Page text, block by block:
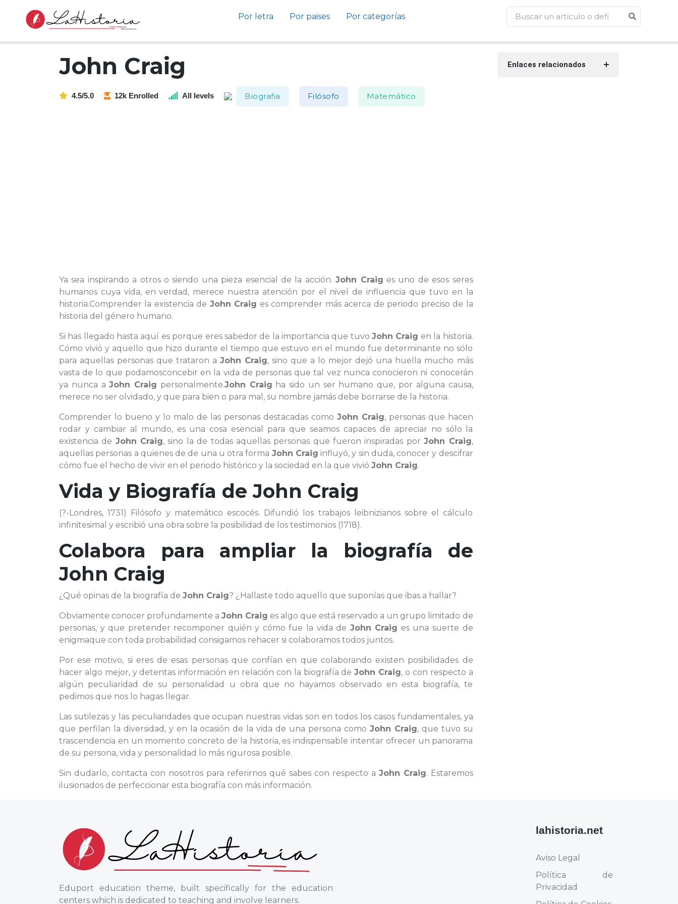
Por letra Por paises Por categorías
John Craig
4.5/5.0 12k Enrolled All levels Biografia Filósofo Matemático
Ya sea inspirando a otros o siendo una pieza esencial de la acción.John Craig es uno de esos seres
humanos cuya vida, en verdad, merece nuestra atención por el nivel de influencia que tuvo en la
historia.Comprender la existencia de John Craig es comprender más acerca de periodo preciso de la
historia del género humano.
Si has llegado hasta aquí es porque eres sabedor de la importancia que tuvoJohn Craig en la historia.
Cómo vivió y aquello que hizo durante el tiempo que estuvo en el mundo fue determinante no sólo
para aquellas personas que trataron aJohn Craig, sino que a lo mejor dejó una huella mucho más
vasta de lo que podamosconcebir en la vida de personas que tal vez nunca conocieron ni conocerán
ya nunca aJohn Craig personalmente.John Craig ha sido un ser humano que, por alguna causa,
merece no ser olvidado, y que para bien o para mal, su nombre jamás debe borrarse de la historia.
Comprender lo bueno y lo malo de las personas destacadas como John Craig, personas que hacen
rodar y cambiar al mundo, es una cosa esencial para que seamos capaces de apreciar no sólo la
existencia de John Craig, sino la de todas aquellas personas que fueron inspiradas porJohn Craig,
aquellas personas a quienes de de una u otra forma John Craig influyó, y sin duda, conocer y descifrar
cómo fue el hecho de vivir en el periodo histórico y la sociedad en la que vivió John Craig.
Vida y Biografía deJohn Craig
(?-Londres, 1731) Filósofo y matemático escocés. Difundió los trabajos leibnizianos sobre el cálculo
infinitesimal y escribió una obra sobre la posibilidad de los testimonios (1718).
Colabora para ampliar la biografía de
John Craig
¿Qué opinas de la biografía de John Craig? ¿Hallaste todo aquello que suponías que ibas a hallar?
Obviamente conocer profundamente aJohn Craig es algo que está reservado a un grupo limitado de
personas, y que pretender recomponer quién y cómo fue la vida de John Craig es una suerte de
enigmaque con toda probabilidad consigamos rehacer si colaboramos todos juntos.
Por ese motivo, si eres de esas personas que confían en que colaborando existen posibilidades de
hacer algo mejor, y detentas información en relación con la biografía deJohn Craig, o con respecto a
algún peculiaridad de su personalidad u obra que no hayamos observado en esta biografía, te
pedimos que nos lo hagas llegar.
Las sutilezas y las peculiaridades que ocupan nuestras vidas son en todos los casos fundamentales, ya
que perfilan la diversidad, y en la ocasión de la vida de una persona como John Craig, que tuvo su
trascendencia en un momento concreto de la historia, es indispensable intentar ofrecer un panorama
de su persona, vida y personalidad lo más rigurosa posible.
Sin dudarlo, contacta con nosotros para referirnos qué sabes con respecto a John Craig. Estaremos
ilusionados de perfeccionar esta biografía con más información.
Enlaces relacionados
Eduport education theme, built specifically for the education
centers which is dedicated to teaching and involve learners.
lahistoria.net
Aviso Legal
Política de
Privacidad